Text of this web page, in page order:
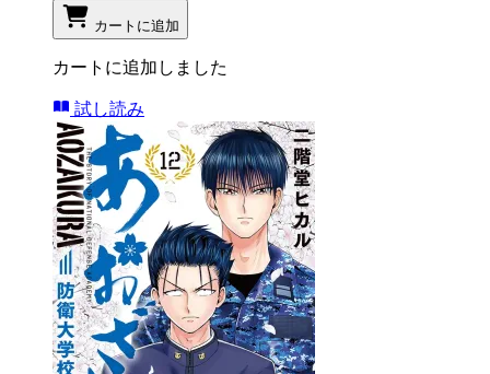
カートに追加
カートに追加しました
試し読み